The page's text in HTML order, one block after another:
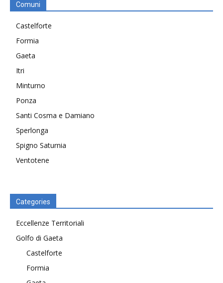
Comuni
Castelforte
Formia
Gaeta
Itri
Minturno
Ponza
Santi Cosma e Damiano
Sperlonga
Spigno Saturnia
Ventotene
Categories
Eccellenze Territoriali
Golfo di Gaeta
Castelforte
Formia